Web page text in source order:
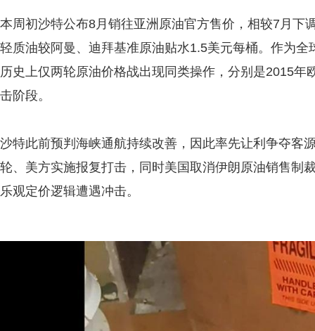
本周初沙特公布8月销往亚洲原油官方售价，相较7月下
轻质油较阿曼、迪拜基准原油贴水1.5美元每桶。作为
历史上仅两轮原油价格战出现同类操作，分别是2015
击阶段。
沙特此前预判海峡通航持续改善，因此率先让利争夺客
轮、美方实施报复打击，同时美国取消伊朗原油销售制
乐观定价逻辑遭遇冲击。